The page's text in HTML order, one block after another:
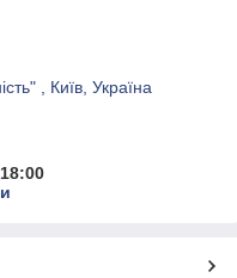
, Київ, Україна